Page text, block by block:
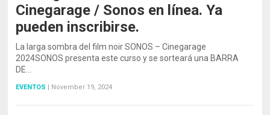
Cinegarage / Sonos en línea. Ya
pueden inscribirse.
La larga sombra del film noir SONOS – Cinegarage
2024SONOS presenta este curso y se sorteará una BARRA
DE…
EVENTOS November 19, 2024